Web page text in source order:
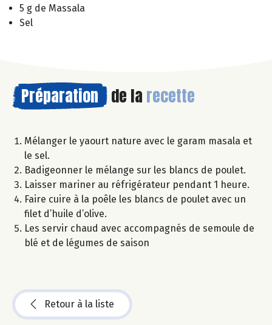
5 g de Massala
Sel
Préparation de la recette
Mélanger le yaourt nature avec le garam masala et
le sel.
Badigeonner le mélange sur les blancs de poulet.
Laisser mariner au réfrigérateur pendant 1 heure.
Faire cuire à la poêle les blancs de poulet avec un
filet d’huile d’olive.
Les servir chaud avec accompagnés de semoule de
blé et de légumes de saison
Retour à la liste